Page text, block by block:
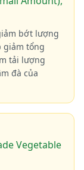
bớt lượng
giảm tổng
tải lượng
đà của
Vegetable